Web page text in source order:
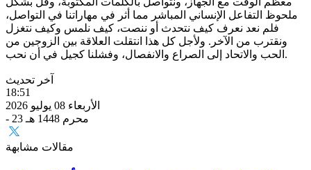
ملحوظ التفاعل الإنساني المباشر مما أثر في مهاراتنا في التواصل،
فلم نعد نعرف كيف نتحدث أو ننصت، كيف نلمس وكيف نتغزل
ونقترب من الآخر. ولأجل كل هذا انتقلت العلاقة بين الزوجين من
الحب والاتحاد إلى الصراع والانفصال، وفشلنا كجيل في أن نحب.
آخر تحديث
18:51
الأربعاء 08 يوليو 2026
- 23 محرم 1448 هـ
مقالات مشابهة